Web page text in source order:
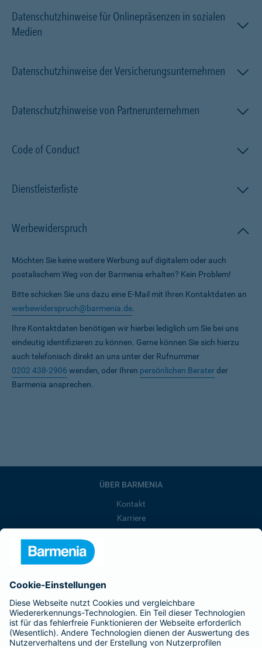
Datenschutzhinweise für Onlinepräsenzen in sozialen
Medien
Datenschutzhinweise der Versicherungsunternehmen
Datenschutzhinweise von Partnerunternehmen
Code of Conduct
Dienstleisterliste
Werbewiderspruch
Möchten Sie keine weitere Werbung auf digitalem oder auch
postalischem Weg von der Barmenia erhalten? Kein Problem!
Bitte schicken Sie uns dazu eine E-Mail mit Ihren Kontaktdaten an
werbewiderspruch@barmenia.de.
Ihre Kontaktdaten benötigen wir hierbei lediglich um Sie bei uns
eindeutig identifizieren zu können. Gerne können Sie sich hierzu
auch telefonisch direkt an uns unter der Rufnummer
0202 438-2906 wenden, oder Ihren persönlichen Beraterder
Barmenia ansprechen.
ÜBER BARMENIA
Kontakt
Karriere
Barmenia ist Teil der BarmeniaGothaer
BELIEBTE SEITEN
Kranken-Zusatzversicherung